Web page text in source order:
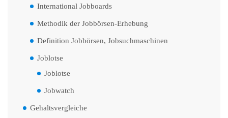
International Jobboards
Methodik der Jobbörsen-Erhebung
Definition Jobbörsen, Jobsuchmaschinen
Joblotse
Joblotse
Jobwatch
Gehaltsvergleiche